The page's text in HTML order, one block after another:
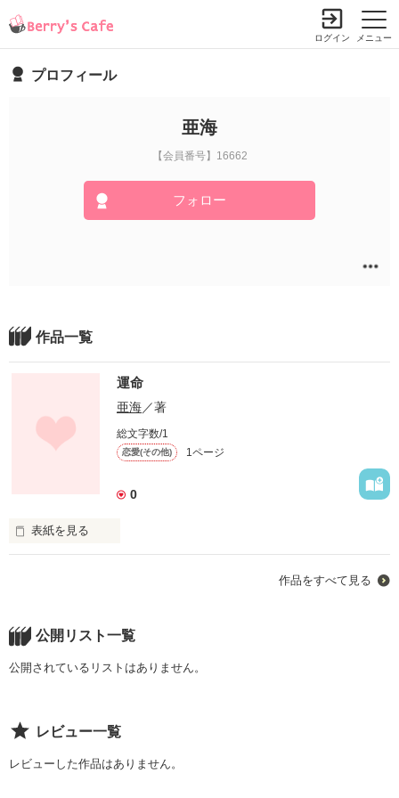
メニュー
ログイン
プロフィール
亜海
【会員番号】16662
フォロー
作品一覧
運命
亜海／著
総文字数/1
恋愛(その他) 1ページ
0
表紙を見る
作品をすべて見る
公開リスト一覧
公開されているリストはありません。
レビュー一覧
レビューした作品はありません。